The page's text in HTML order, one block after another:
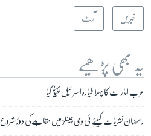
خبریں آرٹ
یہ بھی پڑھیے
عرب امارات کا پہلا طیارہ اسرائیل پہنچ گیا
رمضان نشریات کیلئے ٹی وی چینلز میں مقابلے کی دوڑ شروع